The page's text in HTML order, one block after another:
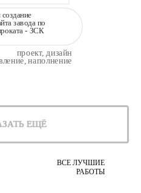
завода по
- ЗСК
проект, дизайн
наполнение
ЕЩЁ
ВСЕ ЛУЧШИЕ
РАБОТЫ